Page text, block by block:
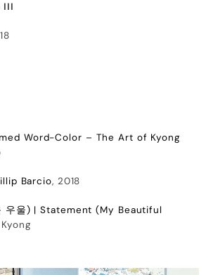
III
Word-Color – The Art of Kyong
Barcio, 2018
우울) | Statement (My Beautiful